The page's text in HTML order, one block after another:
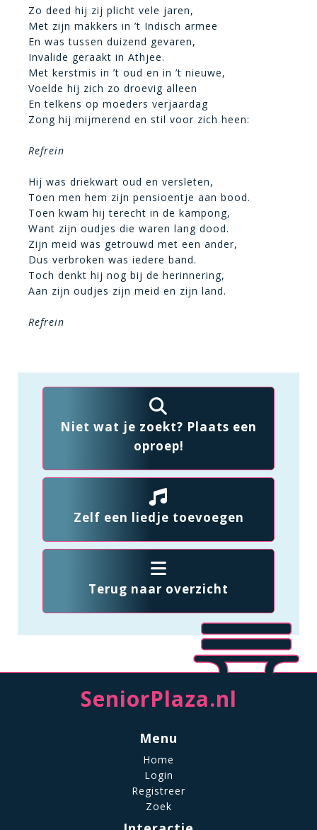
Zo deed hij zij plicht vele jaren,
Met zijn makkers in ’t Indisch armee
En was tussen duizend gevaren,
Invalide geraakt in Athjee.
Met kerstmis in ’t oud en in ’t nieuwe,
Voelde hij zich zo droevig alleen
En telkens op moeders verjaardag
Zong hij mijmerend en stil voor zich heen:
Refrein
Hij was driekwart oud en versleten,
Toen men hem zijn pensioentje aan bood.
Toen kwam hij terecht in de kampong,
Want zijn oudjes die waren lang dood.
Zijn meid was getrouwd met een ander,
Dus verbroken was iedere band.
Toch denkt hij nog bij de herinnering,
Aan zijn oudjes zijn meid en zijn land.
Refrein
Niet wat je zoekt? Plaats een
oproep!
Zelf een liedje toevoegen
Terug naar overzicht
SeniorPlaza.nl
Menu
Home
Login
Registreer
Zoek